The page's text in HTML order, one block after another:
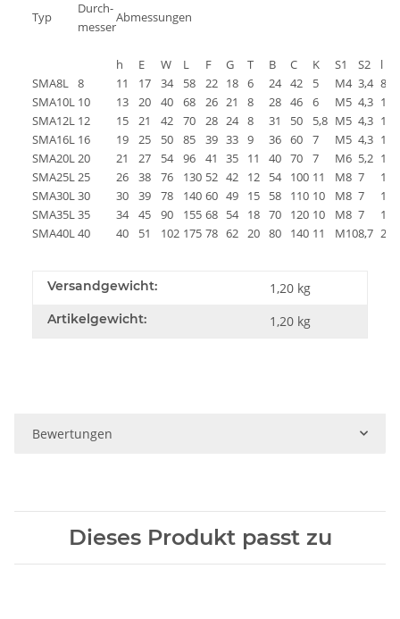
Typ
Durch-
messer
Abmessungen
h E W L F G T B C K S1 S2
l
SMA8L 8 11 17 34 58 22 18 6 24 42 5 M4 3,4 8
SMA10L 10 13 20 40 68 26 21 8 28 46 6 M5 4,3 12
SMA12L 12 15 21 42 70 28 24 8 31 50 5,8 M5 4,3 12
SMA16L 16 19 25 50 85 39 33 9 36 60 7 M5 4,3 12
SMA20L20 21 27 54 96 41 35 11 40 70 7 M6 5,2 12
SMA25L25 26 38 76 130 52 42 12 54 100 11 M8 7
18
SMA30L30 30 39 78 140 60 49 15 58 110 10 M8 7
18
SMA35L35 34 45 90 155 68 54 18 70 120 10 M8 7
18
SMA40L40 40 51 102 175 78 62 20 80 140 11 M108,7 25
Versandgewicht: 1,20 kg
Artikelgewicht: 1,20 kg
Bewertungen
Dieses Produkt passt zu